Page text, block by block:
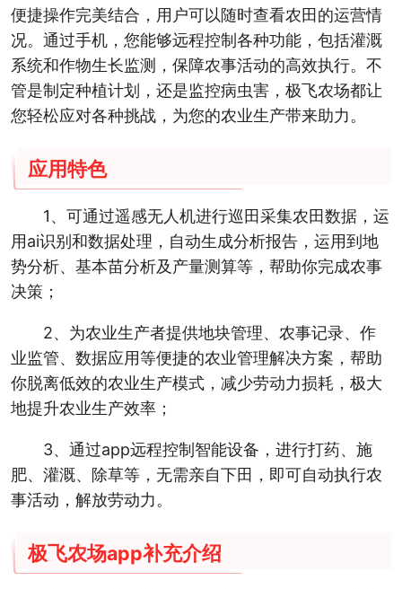
便捷操作完美结合，用户可以随时查看农田的运营情
况。通过手机，您能够远程控制各种功能，包括灌溉
系统和作物生长监测，保障农事活动的高效执行。不
管是制定种植计划，还是监控病虫害，极飞农场都让
您轻松应对各种挑战，为您的农业生产带来助力。
应用特色
1、可通过遥感无人机进行巡田采集农田数据，运
用ai识别和数据处理，自动生成分析报告，运用到地
势分析、基本苗分析及产量测算等，帮助你完成农事
决策；
2、为农业生产者提供地块管理、农事记录、作
业监管、数据应用等便捷的农业管理解决方案，帮助
你脱离低效的农业生产模式，减少劳动力损耗，极大
地提升农业生产效率；
3、通过app远程控制智能设备，进行打药、施
肥、灌溉、除草等，无需亲自下田，即可自动执行农
事活动，解放劳动力。
极飞农场app补充介绍